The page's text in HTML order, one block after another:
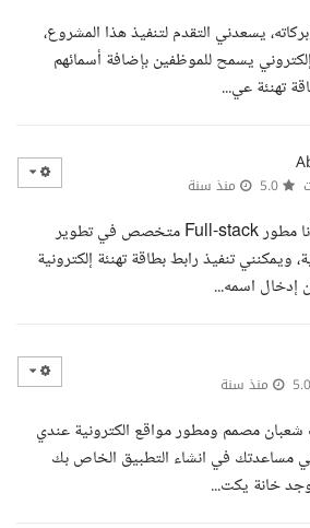
يسعدني التقدم لتنفيذ هذا المشروع،
يسمح للموظفين بإضافة أسمائهم
تهنئة عي...
منذ سنة
السلام عليكم استاذ وائل، أنا مطور Full-stack متخصص في تطوير
ويمكنني تنفيذ رابط بطاقة تهنئة إلكترونية
اسمه...
منذ سنة
شعبان مصمم ومطور مواقع الكترونية عندي
مساعدتك في انشاء التطبيق الخاص بك
خانة يكت...